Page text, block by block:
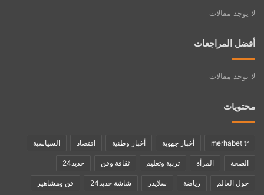
لا يوجد مقالات
أفضل المراجعات
لا يوجد مقالات
محتويات
merhabet tr أخبار جهوية أخبار وطنية اقتصاد السياسية
الصحة المرأة تربية وتعليم ثقافة وفن جديد24
حول العالم رياضة سلايدر شاشة جديد24 فن ومشاهير